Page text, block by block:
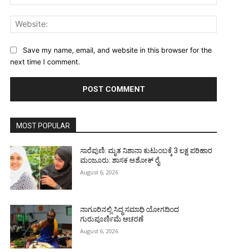
Save my name, email, and website in this browser for the
next time I comment.
MOST POPULAR
ಸಾರೆಪುಣಿ: ಮೃತ ನಿಶಾನಾ ಕುಟುಂಬಕ್ಕೆ 3 ಲಕ್ಷ ಪರಿಹಾರ
ಮಂಜೂರು: ಶಾಸಕ ಅಶೋಕ್ ರೈ
August 6, 2026
ನಾಗೂರಿನಲ್ಲಿ ಸಿದ್ಧ ಸಮಾಧಿ ಯೋಗದಿಂದ
ಗುರುಪೂರ್ಣಿಮೆ ಆಚರಣೆ
August 6, 2026